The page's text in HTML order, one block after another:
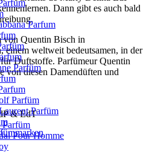
Parfum
Parfüm
Parfüm
Parfüm
Dann gibt es auch bald
von Quentin Bisch in
einem weltweit bedeutsamen, in der
Duftstoffe. Parfümeur Quentin
von diesen Damendüften und
& EdT
Pour Homme